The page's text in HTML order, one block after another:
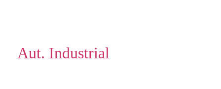
Aut. Industrial